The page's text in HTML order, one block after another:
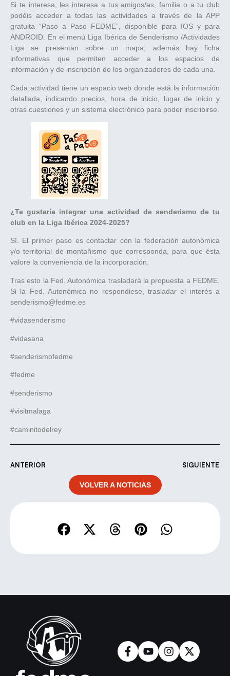
Si te interesa, les interesa a tus amigos/as, familia o a tu club
podéis acceder a todas las actividades a través de la APP
gratuita “Paso a Paso FEDME”, disponible para IOS y para
ANDROID. En el menú Liga Ibérica de Senderismo /Actividades
Liga se presentan sobre un mapa; además hay ficha
informativas que permiten acceder a los espacios de
información y de inscripción de los organizadores de cada una.
Cada actividad tiene un espacio web donde está la información
detallada, indicando precios, hora de inicio, lugar de inicio y
otras cuestiones y un sistema electrónico para poder inscribirse.
¿Te gustaría integrar una actividad de senderismo de tu
club en la Liga Ibérica 2024-2025?
Sí. El primer paso es contactar con la federación autonómica
y/o territorial de montañismo que corresponda, para que ésta
valore la conveniencia de la incorporación.
Tras esto la Fed. Autonómica trasladará la propuesta a FEDME.
Si la Fed. Autonómica no respondiese, trasladar el interés a
senderismo@fedme.es
#vidasenderismo
#vidasana
#senderismofedme
#fedme
#senderismo
#visitmalaga
#caminitodelrey
ANTERIOR SIGUIENTE
VOLVER A NOTICIAS